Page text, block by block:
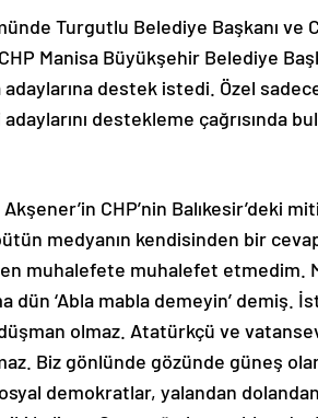
Turgutlu Belediye Başkanı ve
CHP Manisa Büyükşehir Belediye
adaylarına destek istedi. Özel
destekleme çağrısında
CHP’nin Balıkesir’deki
medyanın kendisinden bir
muhalefete muhalefet
dün ‘Abla mabla demeyin’ demiş.
olmaz. Atatürkçü ve
Biz gönlünde gözünde güneş
demokratlar, yalandan